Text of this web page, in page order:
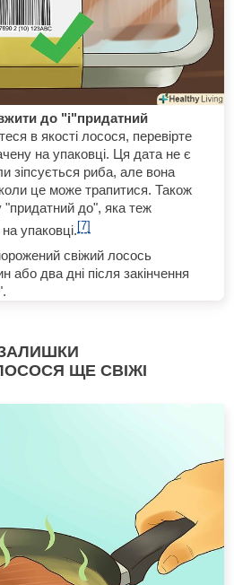
до "і"придатний
в якості лосося, перевірте
на упаковці. Ця дата не є
зіпсується риба, але вона
це може трапитися. Також
"придатний до", яка теж
упаковці. [7]
свіжий лосось
або два дні після закінчення
ЩЕ СВІЖІ